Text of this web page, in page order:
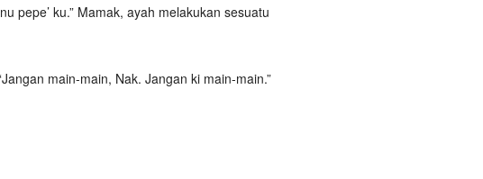
pepe’ ku.” Mamak, ayah melakukan sesuatu
main-main, Nak. Jangan ki main-main.”